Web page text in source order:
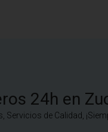
24h en
Servicios de Calidad,